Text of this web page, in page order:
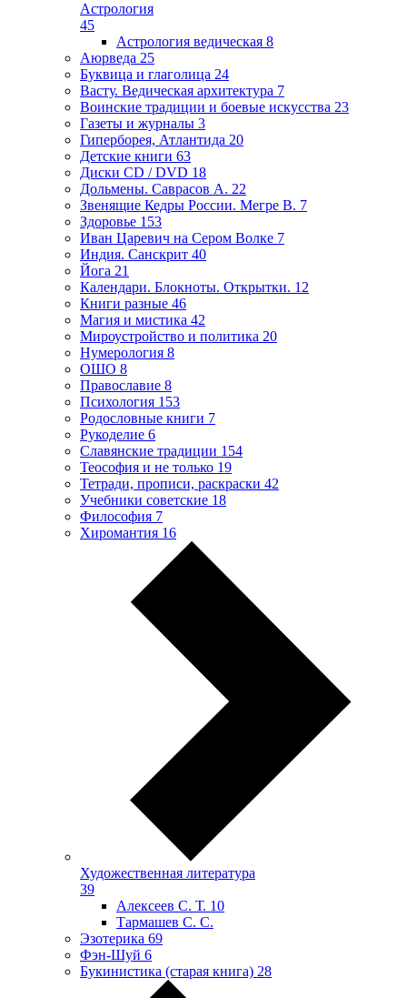
Астрология
45
Астрология ведическая 8
Аюрведа 25
Буквица и глаголица 24
Васту. Ведическая архитектура 7
Воинские традиции и боевые искусства 23
Газеты и журналы 3
Гиперборея, Атлантида 20
Детские книги 63
Диски CD / DVD 18
Дольмены. Саврасов А. 22
Звенящие Кедры России. Мегре В. 7
Здоровье 153
Иван Царевич на Сером Волке 7
Индия. Санскрит 40
Йога 21
Календари. Блокноты. Открытки. 12
Книги разные 46
Магия и мистика 42
Мироустройство и политика 20
Нумерология 8
ОШО 8
Православие 8
Психология 153
Родословные книги 7
Рукоделие 6
Славянские традиции 154
Теософия и не только 19
Тетради, прописи, раскраски 42
Учебники советские 18
Философия 7
Хиромантия 16
Художественная литература
39
Алексеев С. Т. 10
Тармашев С. С.
Эзотерика 69
Фэн-Шуй 6
Букинистика (старая книга) 28